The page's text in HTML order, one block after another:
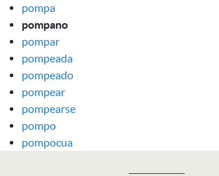
pompa
pompano
pompar
pompeada
pompeado
pompear
pompearse
pompo
pompocua